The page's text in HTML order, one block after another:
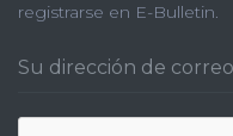
registrarse en E-Bulletin.